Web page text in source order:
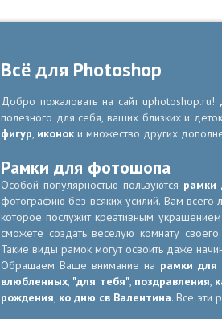
Всё для Photoshop
Добро пожаловать на сайт
полезного для себя, ваших близких и
фигур, иконок и множество других
Рамки для фотошопа
Особой популярностью пользуются рамки
фотографию без всяких усилий. Вам всего
которое послужит креативным
сможете создать веселую комнату
Такие виды рамок могут освоить даже
Обращаем Ваше внимание на рамки для
влюбленных, "для тебя", поздравления,
рождения, ко дню св Валентина. Все эти